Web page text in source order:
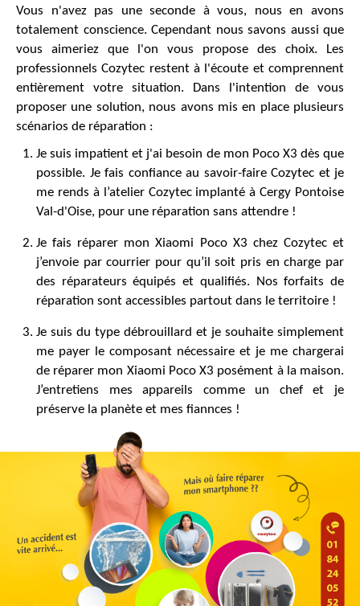
Vous n'avez pas une seconde à vous, nous en avons
totalement conscience. Cependant nous savons aussi que
vous aimeriez que l'on vous propose des choix. Les
professionnels Cozytec restent à l'écoute et comprennent
entièrement votre situation. Dans l'intention de vous
proposer une solution, nous avons mis en place plusieurs
scénarios de réparation :
Je suis impatient et j'ai besoin de mon Poco X3 dès que
possible. Je fais confiance au savoir-faire Cozytec et je
me rends à l’atelier Cozytec implanté à Cergy Pontoise
Val-d'Oise, pour une réparation sans attendre !
Je fais réparer mon Xiaomi Poco X3 chez Cozytec et
j’envoie par courrier pour qu’il soit pris en charge par
des réparateurs équipés et qualifiés. Nos forfaits de
réparation sont accessibles partout dans le territoire !
Je suis du type débrouillard et je souhaite simplement
me payer le composant nécessaire et je me chargerai
de réparer mon Xiaomi Poco X3 posément à la maison.
J’entretiens mes appareils comme un chef et je
préserve la planète et mes fiannces !